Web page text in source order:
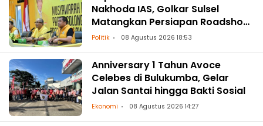
Nakhoda IAS, Golkar Sulsel
Matangkan Persiapan Roadshow
ke Daerah
Politik 08 Agustus 2026 18:53
Anniversary 1 Tahun Avoce
Celebes di Bulukumba, Gelar
Jalan Santai hingga Bakti Sosial
Ekonomi 08 Agustus 2026 14:27